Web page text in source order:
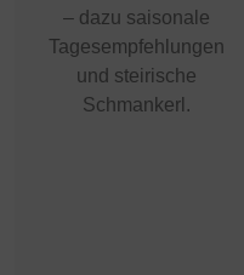
– dazu saisonale
Tagesempfehlungen
und steirische
Schmankerl.